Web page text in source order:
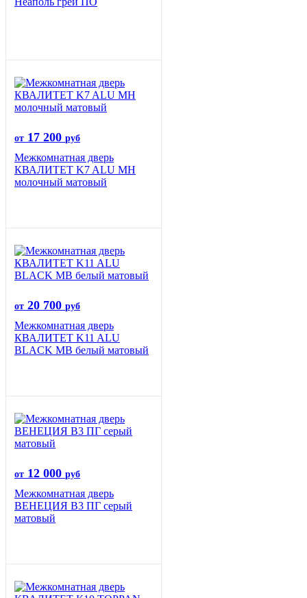
от 17 200 руб
Межкомнатная дверь
КВАЛИТЕТ K7 ALU MH
молочный матовый
от 20 700 руб
Межкомнатная дверь
КВАЛИТЕТ K11 ALU
BLACK MB белый матовый
от 12 000 руб
Межкомнатная дверь
ВЕНЕЦИЯ B3 ПГ серый
матовый